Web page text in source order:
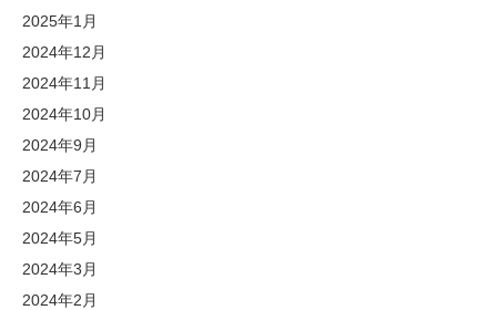
2025年1月
2024年12月
2024年11月
2024年10月
2024年9月
2024年7月
2024年6月
2024年5月
2024年3月
2024年2月